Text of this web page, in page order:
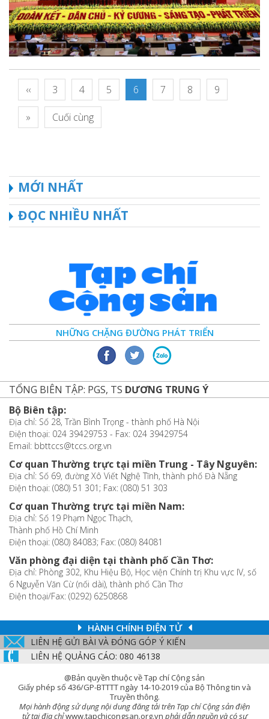
‹‹ 3 4 5 6 7 8 9
» Cuối cùng
MỚI NHẤT
ĐỌC NHIỀU NHẤT
NHỮNG CHẶNG ĐƯỜNG PHÁT TRIỂN
TỔNG BIÊN TẬP: PGS, TS DƯƠNG TRUNG Ý
Bộ Biên tập:
Địa chỉ: Số 28, Trần Bình Trọng - thành phố Hà Nội
Điện thoại: 024 39429753 - Fax: 024 39429754
Email: bbttccs@tccs.org.vn
Cơ quan Thường trực tại miền Trung - Tây Nguyên:
Địa chỉ: Số 69, đường Xô Viết Nghệ Tĩnh, thành phố Đà Nẵng
Điện thoại: (080) 51 301; Fax: (080) 51 303
Cơ quan Thường trực tại miền Nam:
Địa chỉ: Số 19 Phạm Ngọc Thạch,
Thành phố Hồ Chí Minh
Điện thoại: (080) 84083; Fax: (080) 84081
Văn phòng đại diện tại thành phố Cần Thơ:
Địa chỉ: Phòng 302, Khu Hiệu Bộ, Học viện Chính trị Khu vực IV, số
6 Nguyễn Văn Cừ (nối dài), thành phố Cần Thơ
Điện thoại/Fax: (0292) 6250868
HÀNH CHÍNH ĐIỆN TỬ
LIÊN HỆ GỬI BÀI VÀ ĐÓNG GÓP Ý KIẾN
LIÊN HỆ QUẢNG CÁO: 080 46138
@Bản quyền thuộc về Tạp chí Cộng sản
Giấy phép số 436/GP-BTTTT ngày 14-10-2019 của Bộ Thông tin và
Truyền thông.
Mọi hành động sử dụng nội dung đăng tải trên Tạp chí Cộng sản điện
tử tại địa chỉwww.tapchicongsan.org.vn phải dẫn nguồn và có sự